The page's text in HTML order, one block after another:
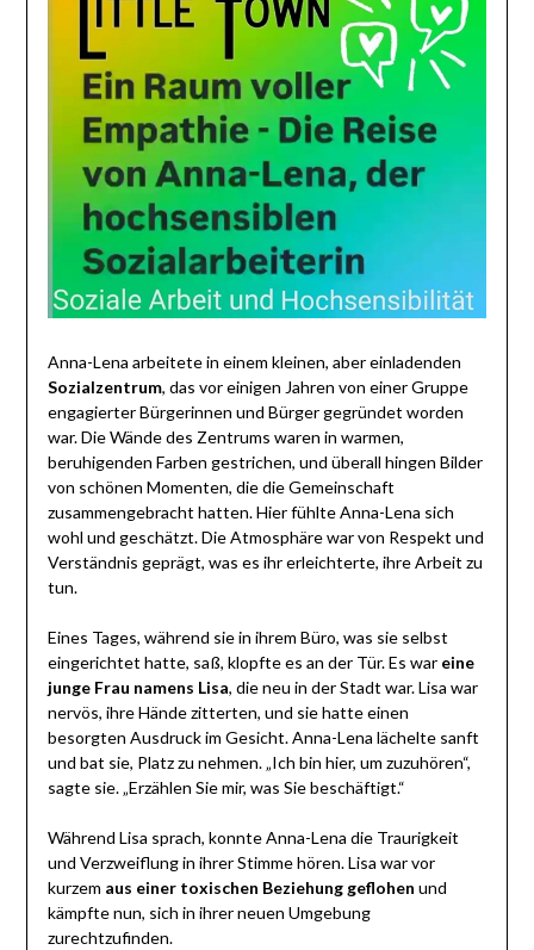
Anna-Lena arbeitete in einem kleinen, aber einladenden
Sozialzentrum, das vor einigen Jahren von einer Gruppe
engagierter Bürgerinnen und Bürger gegründet worden
war. Die Wände des Zentrums waren in warmen,
beruhigenden Farben gestrichen, und überall hingen Bilder
von schönen Momenten, die die Gemeinschaft
zusammengebracht hatten. Hier fühlte Anna-Lena sich
wohl und geschätzt. Die Atmosphäre war von Respekt und
Verständnis geprägt, was es ihr erleichterte, ihre Arbeit zu
tun.
Eines Tages, während sie in ihrem Büro, was sie selbst
eingerichtet hatte, saß, klopfte es an der Tür. Es war eine
junge Frau namens Lisa, die neu in der Stadt war. Lisa war
nervös, ihre Hände zitterten, und sie hatte einen
besorgten Ausdruck im Gesicht. Anna-Lena lächelte sanft
und bat sie, Platz zu nehmen. „Ich bin hier, um zuzuhören“,
sagte sie. „Erzählen Sie mir, was Sie beschäftigt.“
Während Lisa sprach, konnte Anna-Lena die Traurigkeit
und Verzweiflung in ihrer Stimme hören. Lisa war vor
kurzem aus einer toxischen Beziehung geflohen und
kämpfte nun, sich in ihrer neuen Umgebung
zurechtzufinden.